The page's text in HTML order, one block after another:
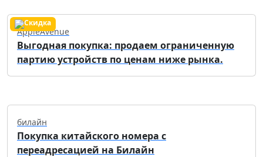
AppleAvenue
Выгодная покупка: продаем ограниченную
партию устройств по ценам ниже рынка.
билайн
Покупка китайского номера с
переадресацией на Билайн